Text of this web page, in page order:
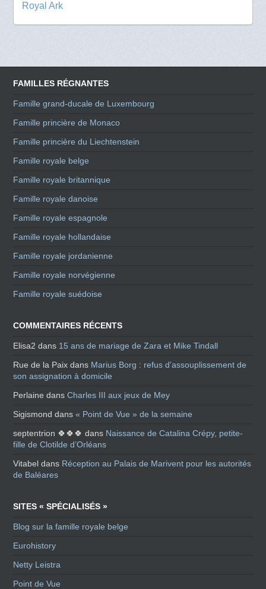
Royal Ark
FAMILLES RÉGNANTES
Famille grand-ducale de Luxembourg
Famille princière de Monaco
Famille princière du Liechtenstein
Famille royale belge
Famille royale britannique
Famille royale danoise
Famille royale espagnole
Famille royale hollandaise
Famille royale jordanienne
Famille royale norvégienne
Famille royale suédoise
COMMENTAIRES RÉCENTS
Elisa2 dans 15 ans de mariage de Zara et Mike Tindall
Rue de la Paix dans Marius Borg : refus d’assouplissement de
son assignation à domicile
Perlaine dansCharles III aux jeux de Mey
Sigismond dans« Point de Vue » de la semaine
septentrion 🍀🍀🍀 dans Naissance de Catalina Crépy, petite-
fille de Clotilde d’Orléans
Vitabel dans Réception au Palais de Marivent pour les autorités
de Baléares
SITES « SPÉCIALISÉS »
Blog sur la famille royale belge
Eurohistory
Netty Leistra
Point de Vue